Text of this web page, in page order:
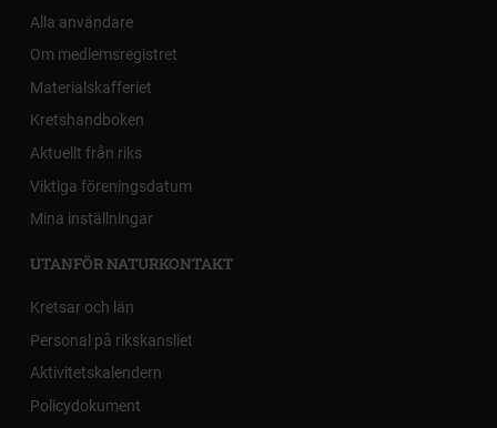
Alla användare
Om medlemsregistret
Materialskafferiet
Kretshandboken
Aktuellt från riks
Viktiga föreningsdatum
Mina inställningar
UTANFÖR NATURKONTAKT
Kretsar och län
Personal på rikskansliet
Aktivitetskalendern
Policydokument